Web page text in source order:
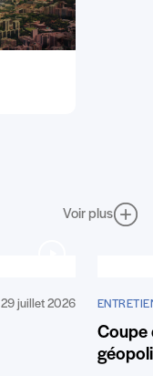
Voir plus
29 juillet 2026
Coupe